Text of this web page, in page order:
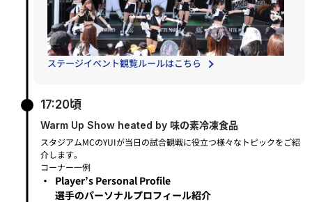
ステージイベント観覧ルールはこちら
17:20頃
Warm Up Show heated by 味の素冷凍食品
スタジアムMCのYUIが当日の試合観戦に役立つ様々なトピックをご紹
介します。
コーナー一例
・
Player’s Personal Profile
選手のパーソナルプロフィール紹介